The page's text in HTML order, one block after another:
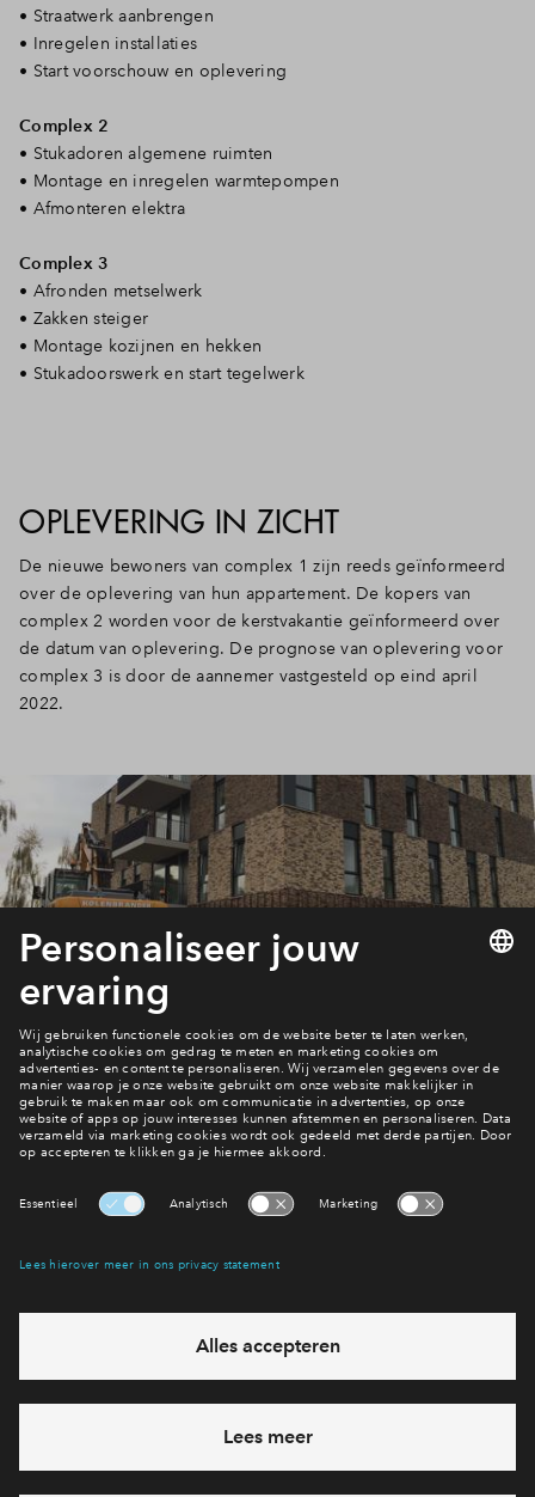
• Straatwerk aanbrengen
• Inregelen installaties
• Start voorschouw en oplevering
Complex 2
• Stukadoren algemene ruimten
• Montage en inregelen warmtepompen
• Afmonteren elektra
Complex 3
• Afronden metselwerk
• Zakken steiger
• Montage kozijnen en hekken
• Stukadoorswerk en start tegelwerk
OPLEVERING IN ZICHT
De nieuwe bewoners van complex 1 zijn reeds geïnformeerd
over de oplevering van hun appartement. De kopers van
complex 2 worden voor de kerstvakantie geïnformeerd over
de datum van oplevering. De prognose van oplevering voor
complex 3 is door de aannemer vastgesteld op eind april
2022.
Graven Es 10a
Bedenk een naam!
Interesse? Meld je dan snel aan
Hiermee blijf je op de hoogte van het belangrijkste nieuws en
Ja, ik wil mij aanmelden
Heb je een vraag en wil je direct antwoord? Bel ons op
712 27 47